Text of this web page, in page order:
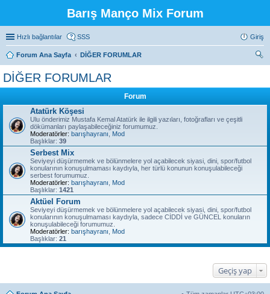
Barış Manço Mix Forum
Hızlı bağlantılar SSS Giriş
Forum Ana Sayfa
DİĞER FORUMLAR
DİĞER FORUMLAR
Forum
Atatürk Köşesi
Ulu önderimiz Mustafa Kemal Atatürk ile ilgili yazıları, fotoğrafları ve çeşitli
dökümanları paylaşabileceğiniz forumumuz.
Moderatörler: barışhayranı
Mod
Başlıklar: 39
Serbest Mix
Seviyeyi düşürmemek ve bölünmelere yol açabilecek siyasi, dini, spor/futbol
konularının konuşulmaması kaydıyla, her türlü konunun konuşulabileceği
serbest forumumuz.
Moderatörler: barışhayranı
Mod
Başlıklar: 1421
Aktüel Forum
Seviyeyi düşürmemek ve bölünmelere yol açabilecek siyasi, dini, spor/futbol
konularının konuşulmaması kaydıyla, sadece CİDDİ ve GÜNCEL konuların
konuşulabileceği forumumuz.
Moderatörler: barışhayranı
Mod
Başlıklar: 21
Geçiş yap